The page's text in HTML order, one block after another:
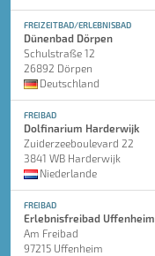
FREIZEITBAD/ERLEBNISBAD
Dünenbad Dörpen
Schulstraße 12
26892 Dörpen
Deutschland
FREIBAD
Dolfinarium Harderwijk
Zuiderzeeboulevard 22
3841 WB Harderwijk
Niederlande
FREIBAD
Erlebnisfreibad Uffenheim
Am Freibad
97215 Uffenheim